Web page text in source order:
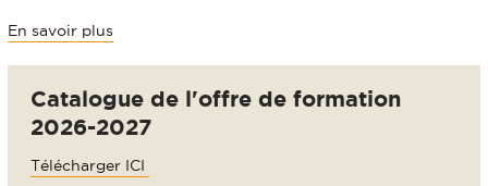
En savoir plus
Catalogue de l'offre de formation
2026-2027
Télécharger ICI